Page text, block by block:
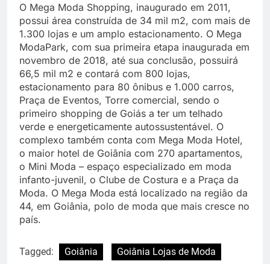
O Mega Moda Shopping, inaugurado em 2011,
possui área construída de 34 mil m2, com mais de
1.300 lojas e um amplo estacionamento. O Mega
ModaPark, com sua primeira etapa inaugurada em
novembro de 2018, até sua conclusão, possuirá
66,5 mil m2 e contará com 800 lojas,
estacionamento para 80 ônibus e 1.000 carros,
Praça de Eventos, Torre comercial, sendo o
primeiro shopping de Goiás a ter um telhado
verde e energeticamente autossustentável. O
complexo também conta com Mega Moda Hotel,
o maior hotel de Goiânia com 270 apartamentos,
o Mini Moda – espaço especializado em moda
infanto-juvenil, o Clube de Costura e a Praça da
Moda. O Mega Moda está localizado na região da
44, em Goiânia, polo de moda que mais cresce no
país.
Tagged: Goiânia Goiânia Lojas de Moda